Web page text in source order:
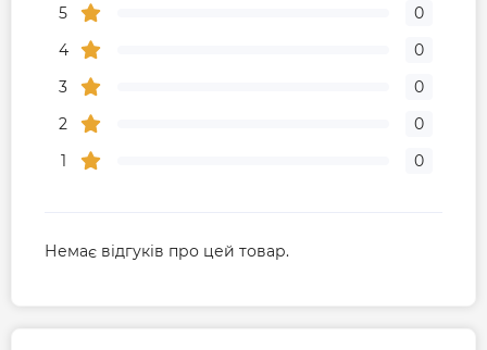
5
0
4
0
3
0
2
0
1
0
Немає відгуків про цей товар.